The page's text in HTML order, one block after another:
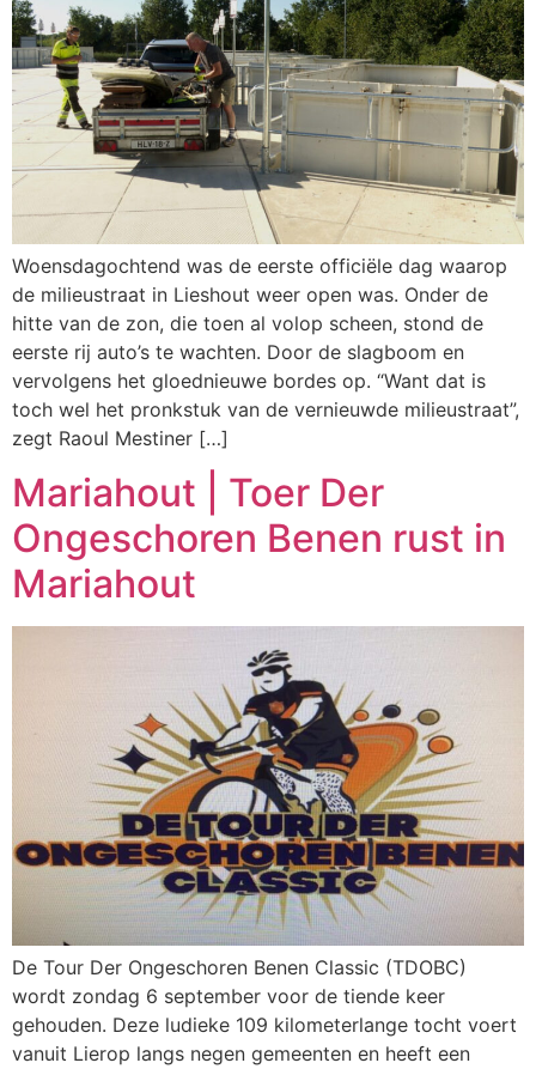
Woensdagochtend was de eerste officiële dag waarop
de milieustraat in Lieshout weer open was. Onder de
hitte van de zon, die toen al volop scheen, stond de
eerste rij auto’s te wachten. Door de slagboom en
vervolgens het gloednieuwe bordes op. “Want dat is
toch wel het pronkstuk van de vernieuwde milieustraat”,
zegt Raoul Mestiner […]
Mariahout | Toer Der
Ongeschoren Benen rust in
Mariahout
De Tour Der Ongeschoren Benen Classic (TDOBC)
wordt zondag 6 september voor de tiende keer
gehouden. Deze ludieke 109 kilometerlange tocht voert
vanuit Lierop langs negen gemeenten en heeft een